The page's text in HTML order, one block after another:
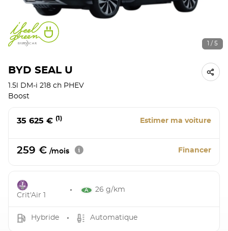
1 / 5
BYD SEAL U
1.5l DM-i 218 ch PHEV
Boost
35 625 € (1) Estimer ma voiture
259 € /mois Financer
Crit'Air 1
26 g/km
Hybride Automatique